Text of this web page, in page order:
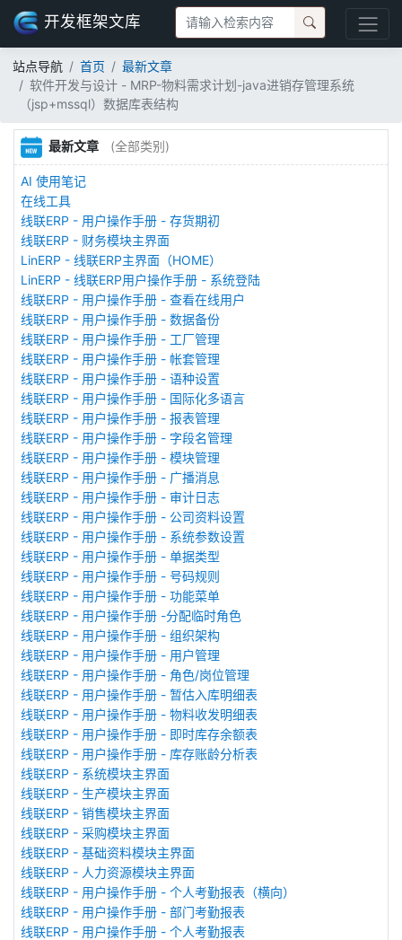
开发框架文库
站点导航 首页
最新文章
软件开发与设计 - MRP-物料需求计划-java进销存管理系统
（jsp+mssql）数据库表结构
最新文章 (全部类别)
AI 使用笔记
在线工具
线联ERP - 用户操作手册 - 存货期初
线联ERP - 财务模块主界面
LinERP - 线联ERP主界面（HOME）
LinERP - 线联ERP用户操作手册 - 系统登陆
线联ERP - 用户操作手册 - 查看在线用户
线联ERP - 用户操作手册 - 数据备份
线联ERP - 用户操作手册 - 工厂管理
线联ERP - 用户操作手册 - 帐套管理
线联ERP - 用户操作手册 - 语种设置
线联ERP - 用户操作手册 - 国际化多语言
线联ERP - 用户操作手册 - 报表管理
线联ERP - 用户操作手册 - 字段名管理
线联ERP - 用户操作手册 - 模块管理
线联ERP - 用户操作手册 - 广播消息
线联ERP - 用户操作手册 - 审计日志
线联ERP - 用户操作手册 - 公司资料设置
线联ERP - 用户操作手册 - 系统参数设置
线联ERP - 用户操作手册 - 单据类型
线联ERP - 用户操作手册 - 号码规则
线联ERP - 用户操作手册 - 功能菜单
线联ERP - 用户操作手册 -分配临时角色
线联ERP - 用户操作手册 - 组织架构
线联ERP - 用户操作手册 - 用户管理
线联ERP - 用户操作手册 - 角色/岗位管理
线联ERP - 用户操作手册 - 暂估入库明细表
线联ERP - 用户操作手册 - 物料收发明细表
线联ERP - 用户操作手册 - 即时库存余额表
线联ERP - 用户操作手册 - 库存账龄分析表
线联ERP - 系统模块主界面
线联ERP - 生产模块主界面
线联ERP - 销售模块主界面
线联ERP - 采购模块主界面
线联ERP - 基础资料模块主界面
线联ERP - 人力资源模块主界面
线联ERP - 用户操作手册 - 个人考勤报表（横向）
线联ERP - 用户操作手册 - 部门考勤报表
线联ERP - 用户操作手册 - 个人考勤报表